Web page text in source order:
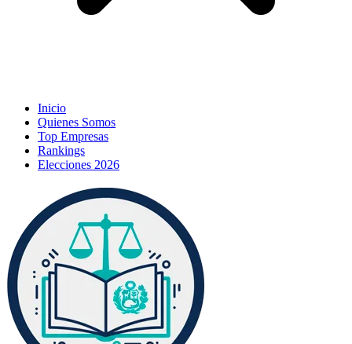
Inicio
Quienes Somos
Top Empresas
Rankings
Elecciones 2026